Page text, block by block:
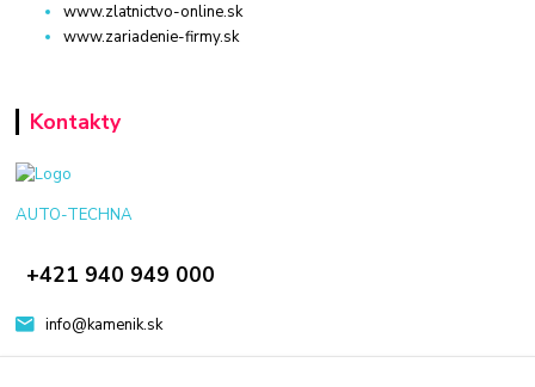
www.zlatnictvo-online.sk
www.zariadenie-firmy.sk
Kontakty
AUTO-TECHNA
+421 940 949 000
info@kamenik.sk